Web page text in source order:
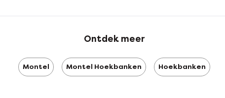
Ontdek meer
Montel Montel Hoekbanken Hoekbanken